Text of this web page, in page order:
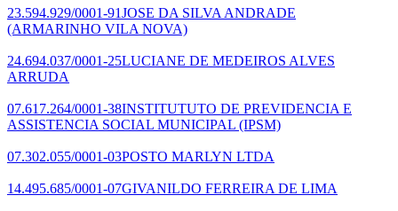
23.594.929/0001-91JOSE DA SILVA ANDRADE
(ARMARINHO VILA NOVA)
24.694.037/0001-25LUCIANE DE MEDEIROS ALVES
ARRUDA
07.617.264/0001-38INSTITUTUTO DE PREVIDENCIA E
ASSISTENCIA SOCIAL MUNICIPAL (IPSM)
07.302.055/0001-03POSTO MARLYN LTDA
14.495.685/0001-07GIVANILDO FERREIRA DE LIMA